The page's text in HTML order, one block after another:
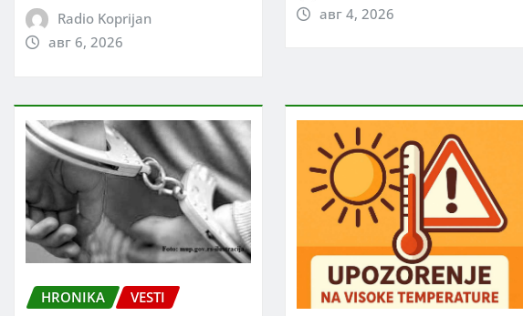
Radio Koprijan
авг 6, 2026
авг 4, 2026
HRONIKA VESTI